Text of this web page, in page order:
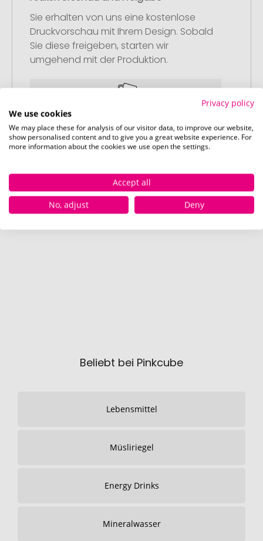
Sie erhalten von uns eine kostenlose
Druckvorschau mit Ihrem Design. Sobald
Sie diese freigeben, starten wir
umgehend mit der Produktion.
Schritt 4:
Pünktliche und schnelle Lieferung
liefern wir termingerecht zum
vereinbarten Datum – garantiert.
Beliebt bei Pinkcube
Lebensmittel
Müsliriegel
Energy Drinks
Mineralwasser
Privacy policy
We use cookies
We may place these for analysis of our visitor data, to improve our website,
show personalised content and to give you a great website experience. For
more information about the cookies we use open the settings.
Accept all
No, adjust
Deny